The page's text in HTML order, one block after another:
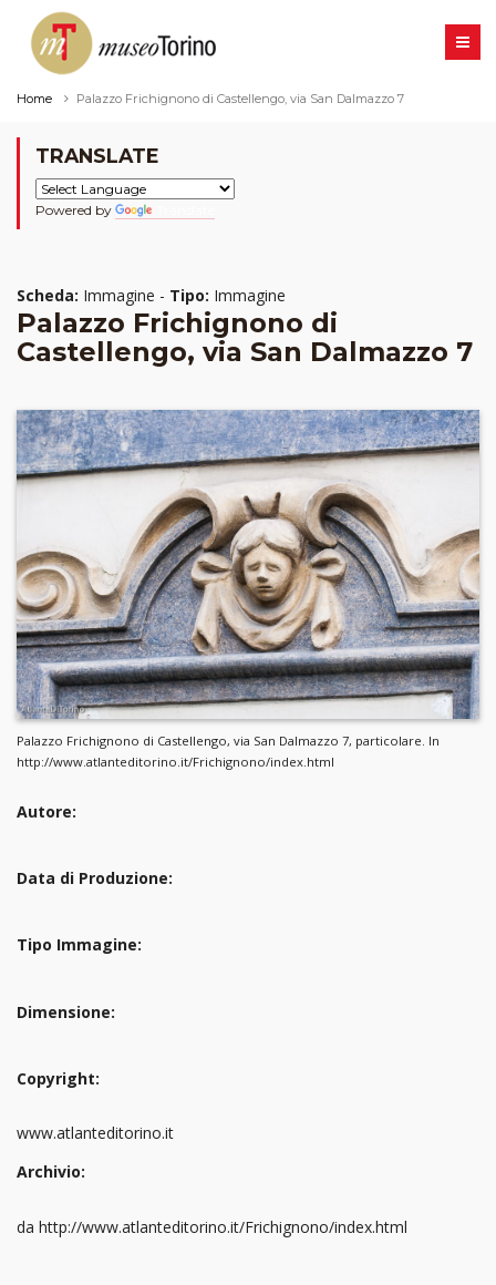
Home Palazzo Frichignono di Castellengo, via San Dalmazzo 7
TRANSLATE
Powered by
Scheda: Immagine - Tipo: Immagine
Palazzo Frichignono di
Castellengo, via San Dalmazzo 7
Palazzo Frichignono di Castellengo, via San Dalmazzo 7, particolare. In
http://www.atlanteditorino.it/Frichignono/index.html
Autore:
Data di Produzione:
Tipo Immagine:
Dimensione:
Copyright:
www.atlanteditorino.it
Archivio:
da http://www.atlanteditorino.it/Frichignono/index.html